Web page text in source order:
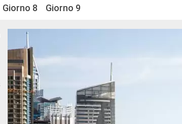
Giorno 8 Giorno 9